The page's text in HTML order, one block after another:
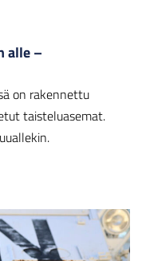
alle –
on rakennettu
taisteluasemat.